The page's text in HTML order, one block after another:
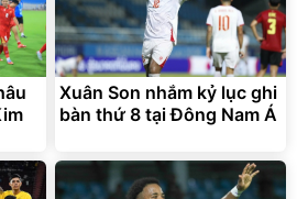
Xuân Son nhắm kỷ lục ghi
bàn thứ 8 tại Đông Nam Á